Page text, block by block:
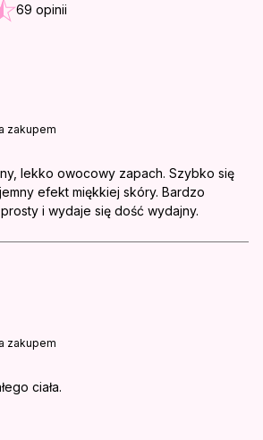
69 opinii
zakupem
lekko owocowy zapach. Szybko się
efekt miękkiej skóry. Bardzo
i wydaje się dość wydajny.
zakupem
ciała.